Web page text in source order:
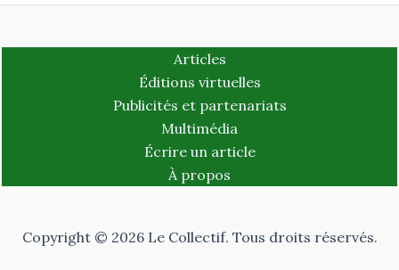
Articles
Éditions virtuelles
Publicités et partenariats
Multimédia
Écrire un article
À propos
Copyright © 2026 Le Collectif. Tous droits réservés.